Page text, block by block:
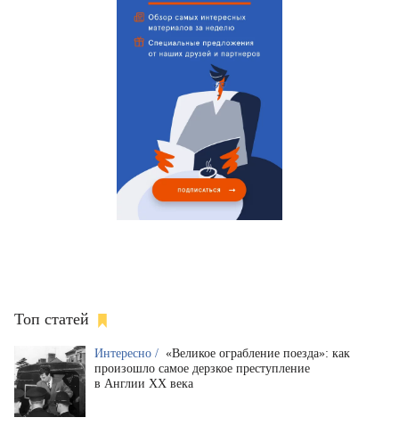
Топ статей
Интересно / «Великое ограбление поезда»: как
произошло самое дерзкое преступление
в Англии XX века